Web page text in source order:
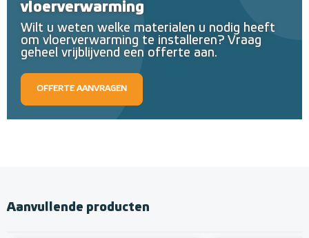
vloerverwarming
Wilt u weten welke materialen u nodig heeft
om vloerverwarming te installeren? Vraag
geheel vrijblijvend een offerte aan.
OFFERTE AANVRAGEN
Aanvullende producten